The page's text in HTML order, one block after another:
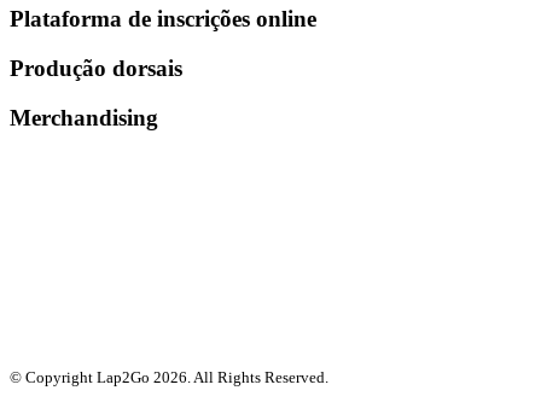
Plataforma de inscrições online
Produção dorsais
Merchandising
© Copyright Lap2Go 2026. All Rights Reserved.